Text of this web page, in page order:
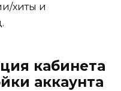
хиты и
кабинета
аккаунта